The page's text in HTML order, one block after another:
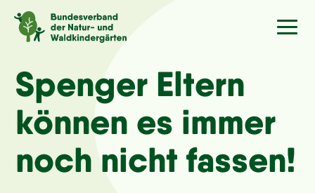
Sprache/Language
Aktuelles
Über uns
Spenger Eltern
können es immer
noch nicht fassen!